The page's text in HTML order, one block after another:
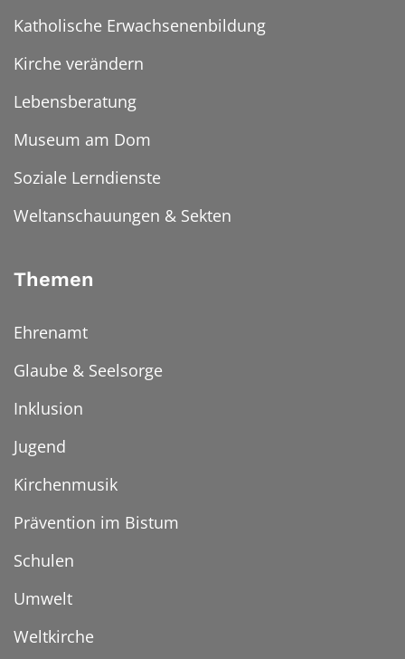
Katholische Erwachsenenbildung
Kirche verändern
Lebensberatung
Museum am Dom
Soziale Lerndienste
Weltanschauungen & Sekten
Themen
Ehrenamt
Glaube & Seelsorge
Inklusion
Jugend
Kirchenmusik
Prävention im Bistum
Schulen
Umwelt
Weltkirche